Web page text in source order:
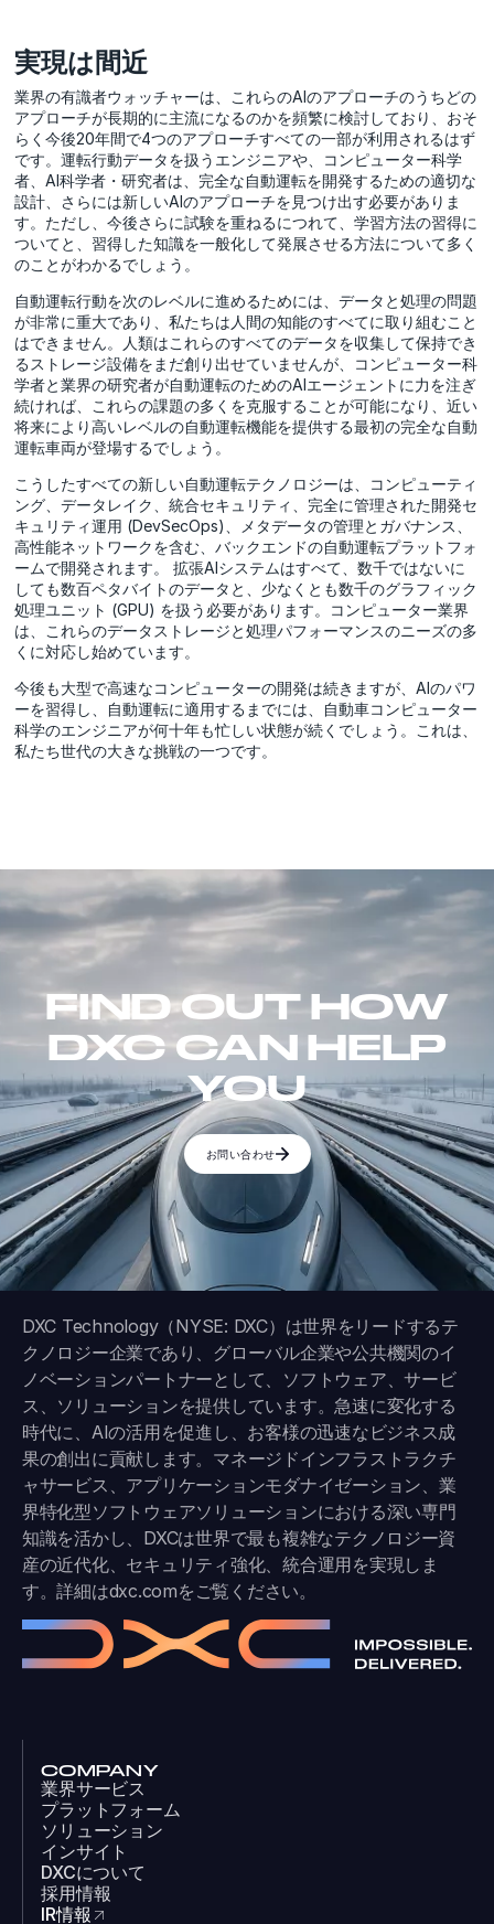
実現は間近
業界の有識者ウォッチャーは、これらのAIのアプローチのうちどの
アプローチが長期的に主流になるのかを頻繁に検討しており、おそ
らく今後20年間で4つのアプローチすべての一部が利用されるはず
です。運転行動データを扱うエンジニアや、コンピューター科学
者、AI科学者・研究者は、完全な自動運転を開発するための適切な
設計、さらには新しいAIのアプローチを見つけ出す必要がありま
す。ただし、今後さらに試験を重ねるにつれて、学習方法の習得に
ついてと、習得した知識を一般化して発展させる方法について多く
のことがわかるでしょう。
自動運転行動を次のレベルに進めるためには、データと処理の問題
が非常に重大であり、私たちは人間の知能のすべてに取り組むこと
はできません。人類はこれらのすべてのデータを収集して保持でき
るストレージ設備をまだ創り出せていませんが、コンピューター科
学者と業界の研究者が自動運転のためのAIエージェントに力を注ぎ
続ければ、これらの課題の多くを克服することが可能になり、近い
将来により高いレベルの自動運転機能を提供する最初の完全な自動
運転車両が登場するでしょう。
こうしたすべての新しい自動運転テクノロジーは、コンピューティ
ング、データレイク、統合セキュリティ、完全に管理された開発セ
キュリティ運用 (DevSecOps)、メタデータの管理とガバナンス、
高性能ネットワークを含む、バックエンドの自動運転プラットフォ
ームで開発されます。 拡張AIシステムはすべて、数千ではないに
しても数百ペタバイトのデータと、少なくとも数千のグラフィック
処理ユニット (GPU) を扱う必要があります。コンピューター業界
は、これらのデータストレージと処理パフォーマンスのニーズの多
くに対応し始めています。
今後も大型で高速なコンピューターの開発は続きますが、AIのパワ
ーを習得し、自動運転に適用するまでには、自動車コンピューター
科学のエンジニアが何十年も忙しい状態が続くでしょう。これは、
私たち世代の大きな挑戦の一つです。
FIND OUT HOW
DXC CAN HELP
YOU
お問い合わせ
DXC Technology（NYSE: DXC）は世界をリードするテ
クノロジー企業であり、グローバル企業や公共機関のイ
ノベーションパートナーとして、ソフトウェア、サービ
ス、ソリューションを提供しています。急速に変化する
時代に、AIの活用を促進し、お客様の迅速なビジネス成
果の創出に貢献します。マネージドインフラストラクチ
ャサービス、アプリケーションモダナイゼーション、業
界特化型ソフトウェアソリューションにおける深い専門
知識を活かし、DXCは世界で最も複雑なテクノロジー資
産の近代化、セキュリティ強化、統合運用を実現しま
す。詳細はdxc.comをご覧ください。
COMPANY
業界サービス
プラットフォーム
ソリューション
インサイト
DXCについて
採用情報
IR情報